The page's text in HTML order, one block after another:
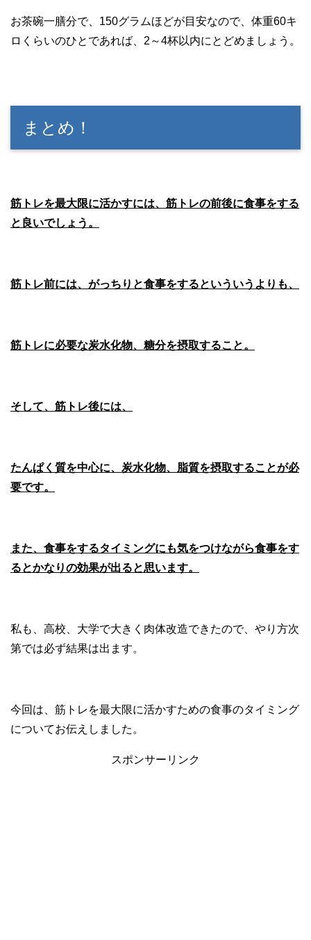
お茶碗一膳分で、150グラムほどが目安なので、体重60キ
ロくらいのひとであれば、2～4杯以内にとどめましょう。
まとめ！
筋トレを最大限に活かすには、筋トレの前後に食事をする
と良いでしょう。
筋トレ前には、がっちりと食事をするといういうよりも、
筋トレに必要な炭水化物、糖分を摂取すること。
そして、筋トレ後には、
たんぱく質を中心に、炭水化物、脂質を摂取することが必
要です。
また、食事をするタイミングにも気をつけながら食事をす
るとかなりの効果が出ると思います。
私も、高校、大学で大きく肉体改造できたので、やり方次
第では必ず結果は出ます。
今回は、筋トレを最大限に活かすための食事のタイミング
についてお伝えしました。
スポンサーリンク